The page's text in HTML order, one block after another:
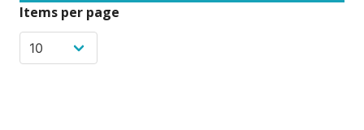
Items per page